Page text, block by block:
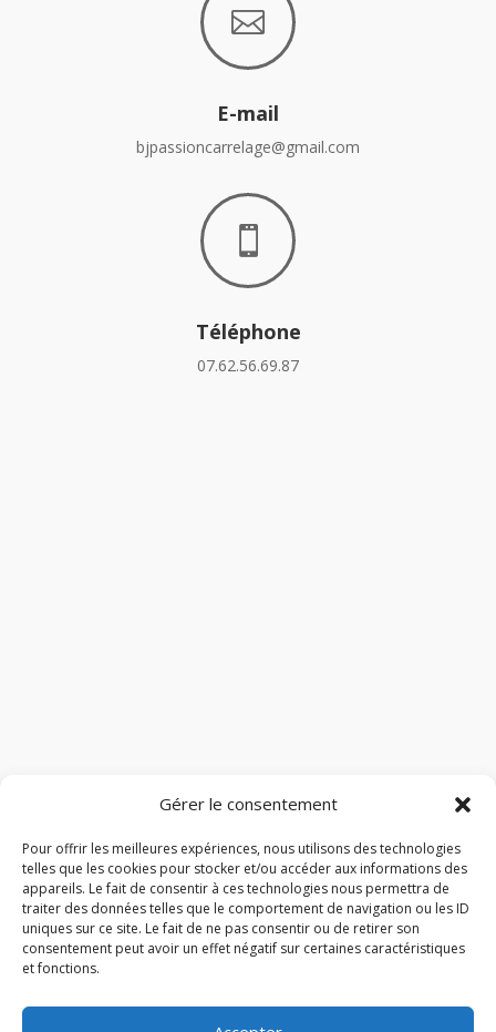
Gérer le consentement
Pour offrir les meilleures expériences, nous utilisons des technologies
telles que les cookies pour stocker et/ou accéder aux informations des
appareils. Le fait de consentir à ces technologies nous permettra de
traiter des données telles que le comportement de navigation ou les ID
uniques sur ce site. Le fait de ne pas consentir ou de retirer son
consentement peut avoir un effet négatif sur certaines caractéristiques
et fonctions.

E-mail
bjpassioncarrelage@gmail.com

Téléphone
07.62.56.69.87